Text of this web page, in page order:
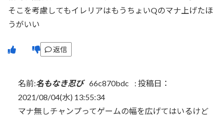
そこを考慮してもイレリアはもうちょいQのマナ上げたほ
うがいい
返信
名前:名もなき忍び 66c870bdc : 投稿日：
2021/08/04(水) 13:55:34
マナ無しチャンプってゲームの幅を広げてはいるけど